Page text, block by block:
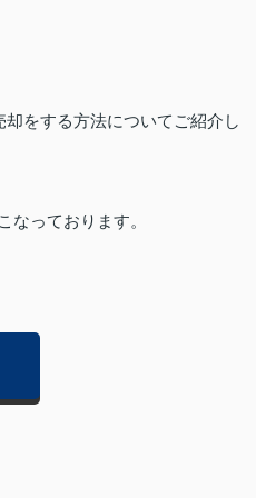
をする方法についてご紹介し
なっております。